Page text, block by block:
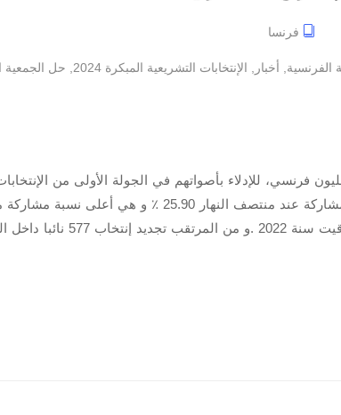
فرنسا
الفرنسية أخبار الإنتخابات التشريعية المبكرة 2024 حل الجمعية
مكاتب التصويت أبوابها أمام نحو 49 مليون فرنسي، للإدلاء بأصواتهم في الجولة الأولى من
بلغت نسبة المشاركة 18.43 ٪ في نفس التوقيت